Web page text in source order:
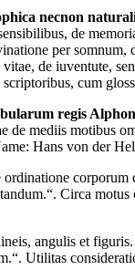
necnon
de
per somnum,
de iuventute,
cum
regis
de mediis motibus
Hans von der
ordinatione corporum
. Circa motus
angulis et
. Utilitas